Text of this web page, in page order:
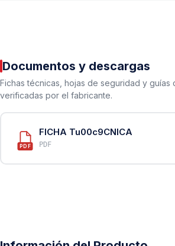
Documentos y descargas
Fichas técnicas, hojas de seguridad y guías
verificadas por el fabricante.
PDF
FICHA Tu00c9CNICA
PDF